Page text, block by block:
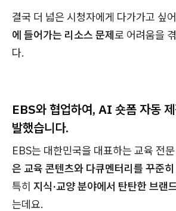
결국 더 넓은 시청자에게 다가가고 싶
에 들어가는 리소스 문제로 어려움을
다.
EBS와 협업하여, AI 숏폼 자동
발했습니다.
EBS는 대한민국을 대표하는 교육 전
은 교육 콘텐츠와 다큐멘터리를 꾸준
특히 지식·교양 분야에서 탄탄한 브랜
는데요.